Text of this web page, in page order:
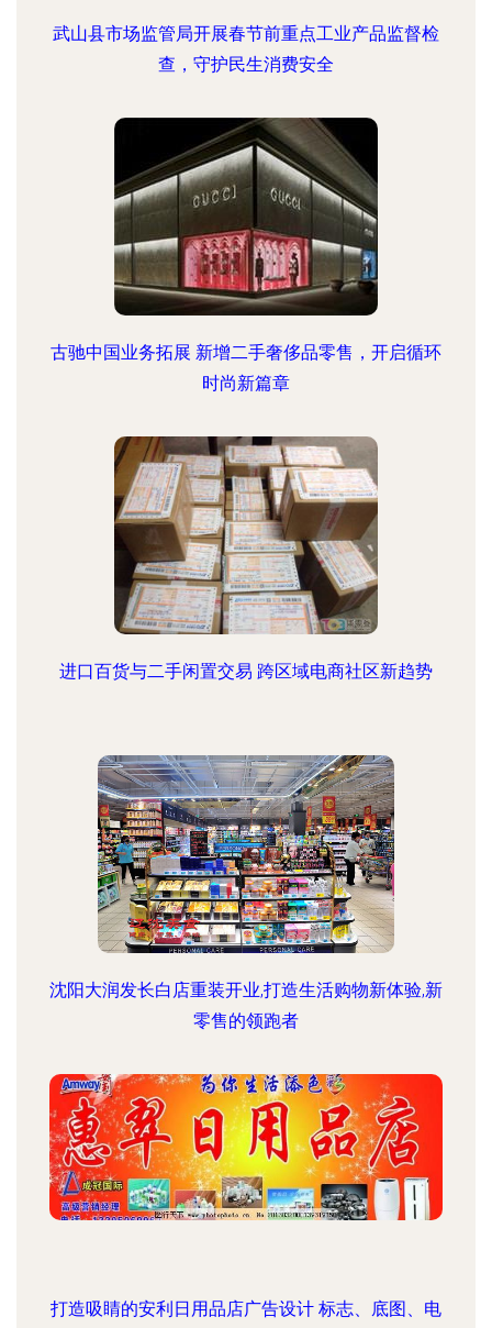
武山县市场监管局开展春节前重点工业产品监督检
查，守护民生消费安全
古驰中国业务拓展 新增二手奢侈品零售，开启循环
时尚新篇章
进口百货与二手闲置交易 跨区域电商社区新趋势
沈阳大润发长白店重装开业,打造生活购物新体验,新
零售的领跑者
打造吸睛的安利日用品店广告设计 标志、底图、电